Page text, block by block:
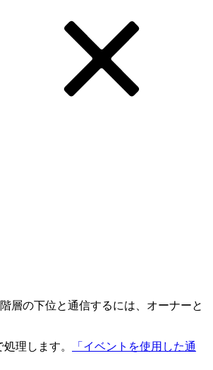
層の下位と通信するには、オーナーと
理します。
「イベントを使用した通